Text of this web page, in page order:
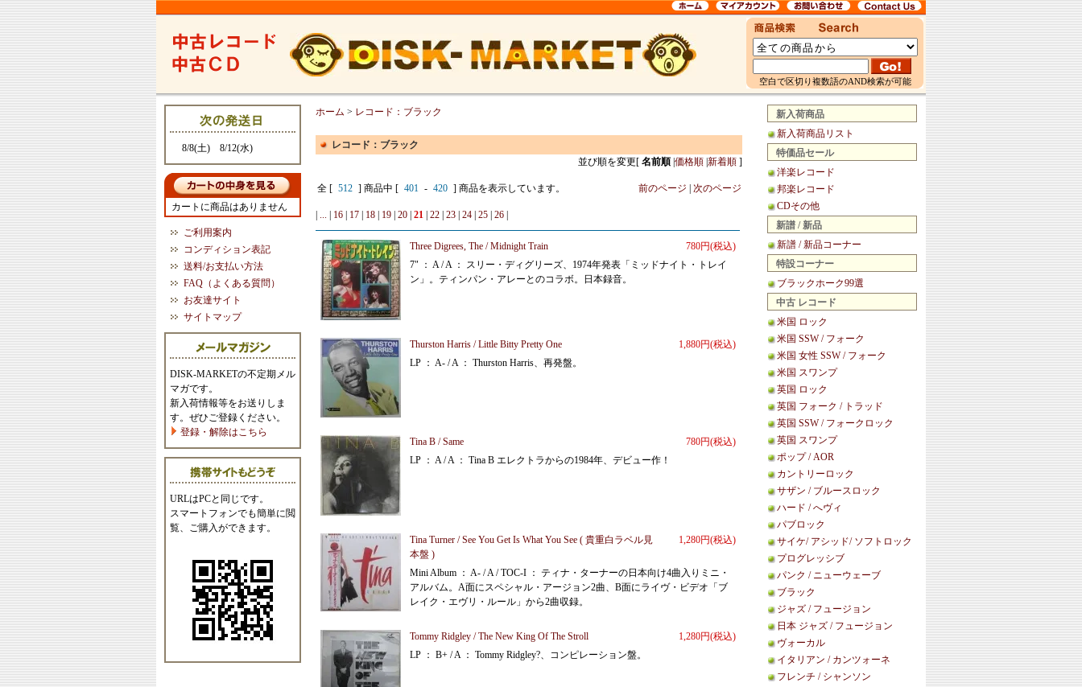
空白で区切り複数語のAND検索が可能
8/8(土) 8/12(水)
カートに商品はありません
ご利用案内
コンディション表記
送料/お支払い方法
FAQ（よくある質問）
お友達サイト
サイトマップ
DISK-MARKETの不定期メル
マガです。
新入荷情報等をお送りしま
す。ぜひご登録ください。
登録・解除はこちら
URLはPCと同じです。
スマートフォンでも簡単に閲
覧、ご購入ができます。
新入荷商品
新入荷商品リスト
特価品セール
洋楽レコード
邦楽レコード
CDその他
新譜 / 新品
新譜 / 新品コーナー
特設コーナー
ブラックホーク99選
中古 レコード
米国 ロック
米国 SSW / フォーク
米国 女性 SSW / フォーク
米国 スワンプ
英国 ロック
英国 フォーク / トラッド
英国 SSW / フォークロック
英国 スワンプ
ポップ / AOR
カントリーロック
サザン / ブルースロック
ハード / へヴィ
パブロック
サイケ/ アシッド/ ソフトロック
プログレッシブ
パンク / ニューウェーブ
ブラック
ジャズ / フュージョン
日本 ジャズ / フュージョン
ヴォーカル
イタリアン / カンツォーネ
フレンチ / シャンソン
ホーム > レコード：ブラック
レコード：ブラック
並び順を変更[ 名前順 価格順 新着順 ]
全 [ 512 ] 商品中 [ 401 - 420 ] 商品を表示しています。 前のページ 次のページ
... 16 17 18 19 20 21 22 23 24 25 26
780円(税込)
Three Digrees, The / Midnight Train
7" ： A / A ： スリー・ディグリーズ、1974年発表「ミッドナイト・トレイ
ン」。ティンパン・アレーとのコラボ。日本録音。
1,880円(税込)
Thurston Harris / Little Bitty Pretty One
LP ： A- / A ： Thurston Harris、再発盤。
780円(税込)
Tina B / Same
LP ： A / A ： Tina B エレクトラからの1984年、デビュー作！
1,280円(税込)
Tina Turner / See You Get Is What You See ( 貴重白ラベル見
本盤 )
Mini Album ： A- / A / TOC-I ： ティナ・ターナーの日本向け4曲入りミニ・
アルバム。A面にスペシャル・アージョン2曲、B面にライヴ・ビデオ「ブ
レイク・エヴリ・ルール」から2曲収録。
1,280円(税込)
Tommy Ridgley / The New King Of The Stroll
LP ： B+ / A ： Tommy Ridgley?、コンピレーション盤。